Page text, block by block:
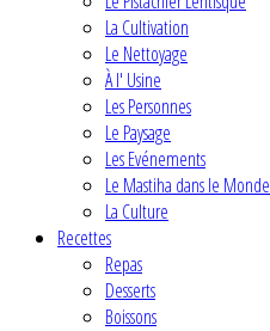
La Cultivation
Le Nettoyage
À l' Usine
Les Personnes
Le Paysage
Les Evénements
Le Mastiha dans le Monde
La Culture
Recettes
Repas
Desserts
Boissons